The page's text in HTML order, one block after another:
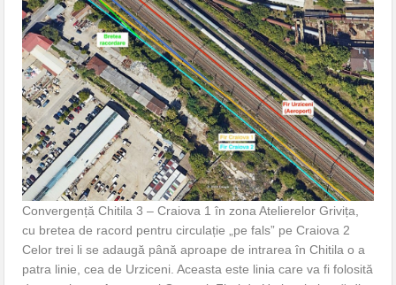
Convergență Chitila 3 – Craiova 1 în zona Atelierelor Grivița,
cu bretea de racord pentru circulație „pe fals” pe Craiova 2
Celor trei li se adaugă până aproape de intrarea în Chitila o a
patra linie, cea de Urziceni. Aceasta este linia care va fi folosită